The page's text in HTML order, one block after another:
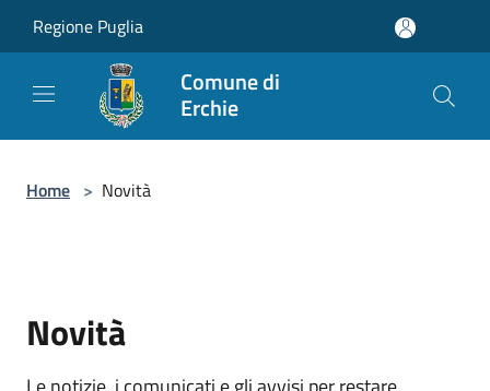
Regione Puglia
Comune di
Erchie
Home > Novità
Novità